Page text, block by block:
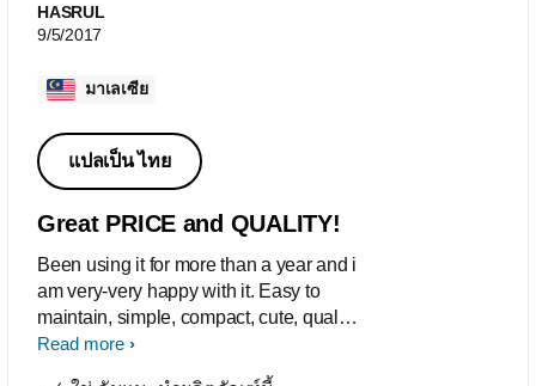
HASRUL
9/5/2017
มาเลเซีย
แปลเป็น ไทย
Great PRICE and QUALITY!
Been using it for more than a year and i
am very-very happy with it. Easy to
maintain, simple, compact, cute, quality,
tough, powerful, and most important is
Read more